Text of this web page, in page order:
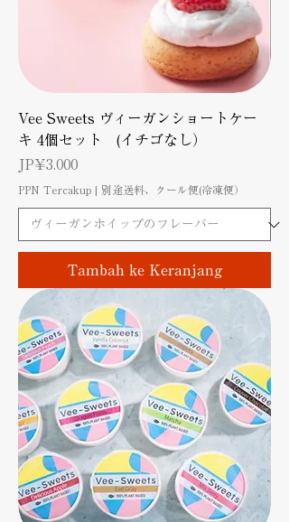
Vee Sweets ヴィーガンショートケー
キ 4個セット (イチゴなし）
Harga
JP¥3.000
PPN Tercakup | 別途送料、クール便(冷凍便）
Tambah ke Keranjang